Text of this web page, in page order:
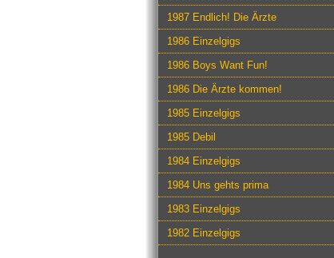
1987 Endlich! Die Ärzte
1986 Einzelgigs
1986 Boys Want Fun!
1986 Die Ärzte kommen!
1985 Einzelgigs
1985 Debil
1984 Einzelgigs
1984 Uns gehts prima
1983 Einzelgigs
1982 Einzelgigs